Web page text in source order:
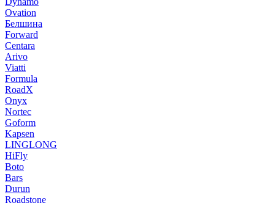
Ovation
Белшина
Forward
Centara
Arivo
Viatti
Formula
RoadX
Onyx
Nortec
Goform
Kapsen
LINGLONG
HiFly
Boto
Bars
Durun
Roadstone